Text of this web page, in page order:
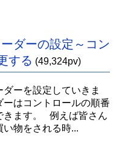
ダーの設定～コン
する (49,324pv)
ーを設定していきま
ーはコントロールの順番
きます。 例えば皆さん
い物をされる時...